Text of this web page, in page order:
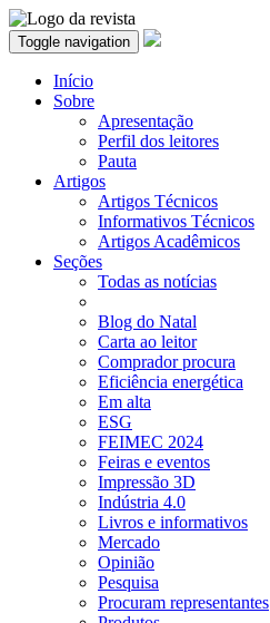
Toggle navigation
Início
Sobre
Apresentação
Perfil dos leitores
Pauta
Artigos
Artigos Técnicos
Informativos Técnicos
Artigos Acadêmicos
Seções
Todas as notícias
Blog do Natal
Carta ao leitor
Comprador procura
Eficiência energética
Em alta
ESG
FEIMEC 2024
Feiras e eventos
Impressão 3D
Indústria 4.0
Livros e informativos
Mercado
Opinião
Pesquisa
Procuram representantes